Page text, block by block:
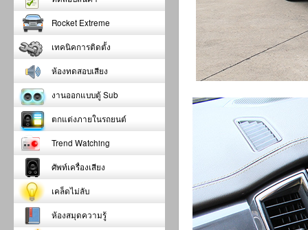
Rocket Extreme
เทคนิคการติดตั้ง
ห้องทดสอบเสียง
งานออกแบบตู้ Sub
ตกแต่งภายในรถยนต์
Trend Watching
ศัพท์เครื่องเสียง
เคล็ดไม่ลับ
ห้องสมุดความรู้